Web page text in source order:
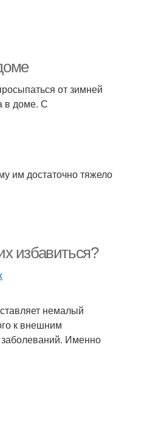
от зимней
в доме. С
им достаточно тяжело
избавиться?
немалый
к внешним
Именно